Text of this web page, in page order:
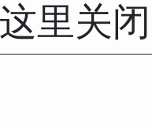
里关